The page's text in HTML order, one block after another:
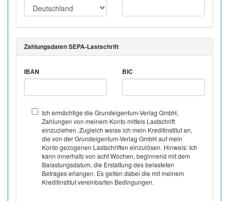
Zahlungsdaten SEPA-Lastschrift
IBAN BIC
Ich ermächtige die Grundeigentum-Verlag GmbH,
Zahlungen von meinem Konto mittels Lastschrift
einzuziehen. Zugleich weise ich mein Kreditinstitut an,
die von der Grundeigentum-Verlag GmbH auf mein
Konto gezogenen Lastschriften einzulösen. Hinweis: Ich
kann innerhalb von acht Wochen, beginnend mit dem
Balastungsdatum, die Erstattung des belasteten
Betrages erlangen. Es gelten dabei die mit meinem
Kreditinstitut vereinbarten Bedingungen.